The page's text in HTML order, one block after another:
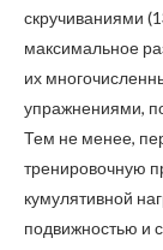
скручиваниями
максимальное
их
упражнениями,
Тем не менее,
тренировочную
кумулятивной
подвижностью и